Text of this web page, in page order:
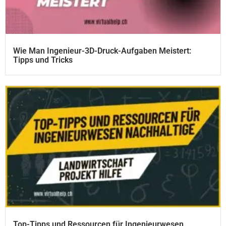
Wie Man Ingenieur-3D-Druck-Aufgaben Meistert:
Tipps und Tricks